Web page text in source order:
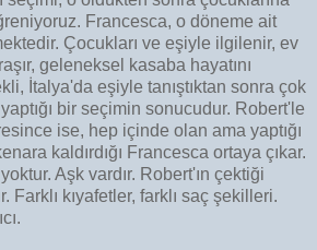
Francesca, o döneme ait
Çocukları ve eşiyle ilgilenir, ev
geleneksel kasaba hayatını
İtalya'da eşiyle tanıştıktan sonra çok
bir seçimin sonucudur. Robert'le
ise, hep içinde olan ama yaptığı
kaldırdığı Francesca ortaya çıkar.
Aşk vardır. Robert'ın çektiği
Farklı kıyafetler, farklı saç şekilleri.